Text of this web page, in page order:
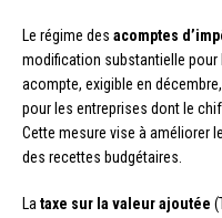
Le régime des acomptes
modification substantielle pour
acompte, exigible en
pour les entreprises dont le
Cette mesure vise à améliorer
des recettes budgétaires.
Lataxe sur la valeur ajoutée